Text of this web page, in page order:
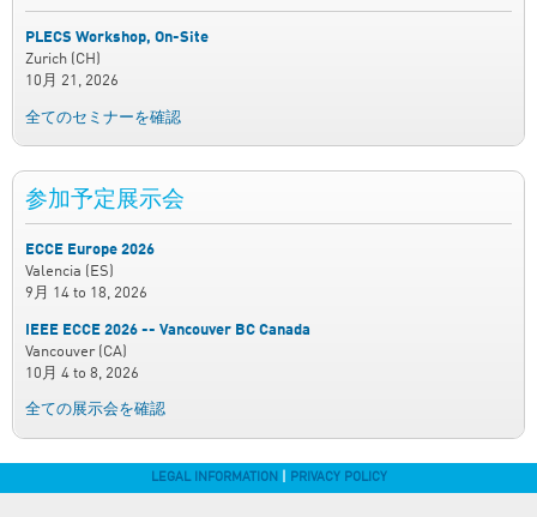
PLECS Workshop, On-Site
Zurich (CH)
10月 21, 2026
全てのセミナーを確認
参加予定展示会
ECCE Europe 2026
Valencia (ES)
9月 14 to 18, 2026
IEEE ECCE 2026 -- Vancouver BC Canada
Vancouver (CA)
10月 4 to 8, 2026
全ての展示会を確認
LEGAL INFORMATION PRIVACY POLICY